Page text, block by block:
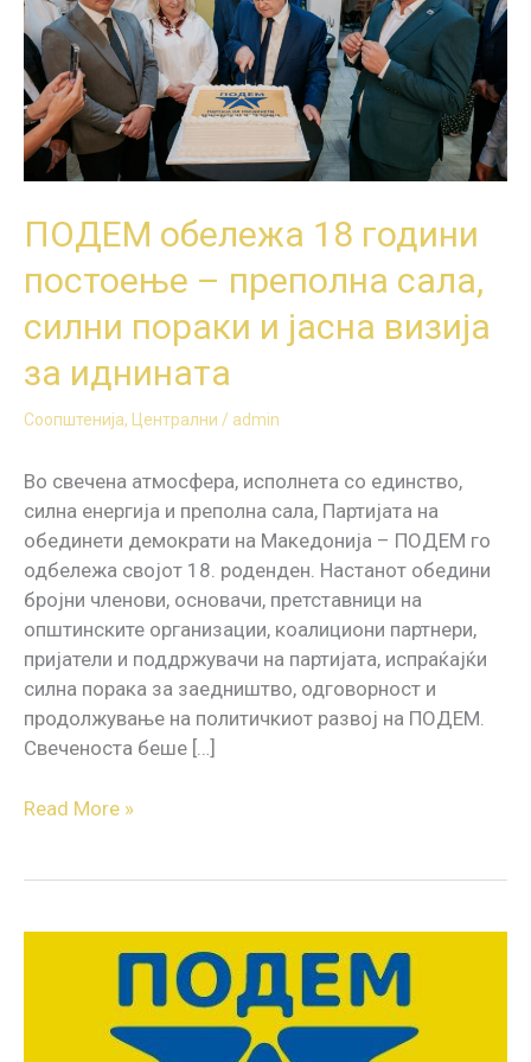
ПОДЕМ обележа 18 години
постоење – преполна сала,
силни пораки и јасна визија
за иднината
Соопштенија, Централни / admin
Во свечена атмосфера, исполнета со единство,
силна енергија и преполна сала, Партијата на
обединети демократи на Македонија – ПОДЕМ го
одбележа својот 18. роденден. Настанот обедини
бројни членови, основачи, претставници на
општинските организации, коалициони партнери,
пријатели и поддржувачи на партијата, испраќајќи
силна порака за заедништво, одговорност и
продолжување на политичкиот развој на ПОДЕМ.
Свеченоста беше […]
години
постоење
–
преполна
сала,
силни
пораки
и
јасна
визија
иднината
Read More »
Усвојувањето